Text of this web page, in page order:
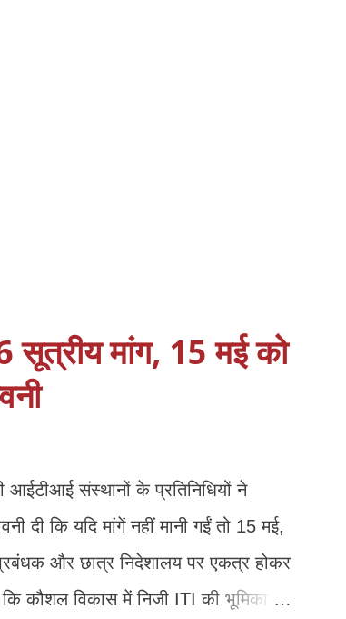
सूत्रीय मांग, 15 मई को
आईटीआई संस्थानों के प्रतिनिधियों ने
दी कि यदि मांगें नहीं मानी गईं तो 15 मई,
और छात्र निदेशालय पर एकत्र होकर
कि कौशल विकास में निजी ITI की भूमिका